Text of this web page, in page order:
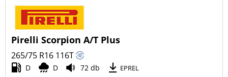
Pirelli Scorpion A/T Plus
265/75 R16 116T
D D 72 db EPREL